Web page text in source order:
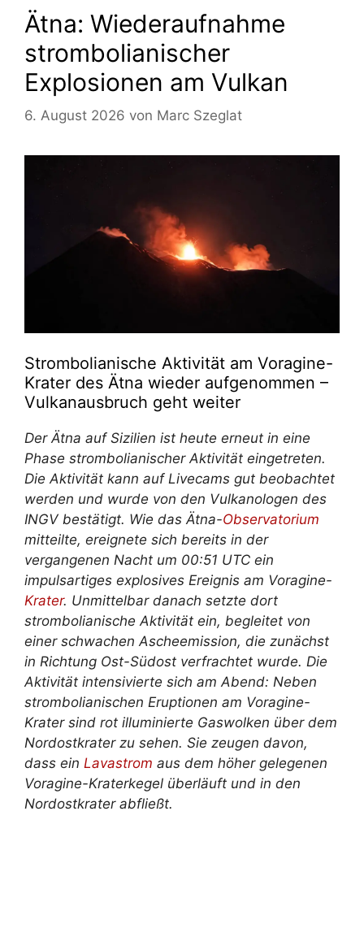
Ätna: Wiederaufnahme
strombolianischer
Explosionen am Vulkan
6. August 2026 von Marc Szeglat
Strombolianische Aktivität am Voragine-
Krater des Ätna wieder aufgenommen –
Vulkanausbruch geht weiter
Der Ätna auf Sizilien ist heute erneut in eine
Phase strombolianischer Aktivität eingetreten.
Die Aktivität kann auf Livecams gut beobachtet
werden und wurde von den Vulkanologen des
INGV bestätigt. Wie das Ätna-Observatorium
mitteilte, ereignete sich bereits in der
vergangenen Nacht um 00:51 UTC ein
impulsartiges explosives Ereignis am Voragine-
Krater. Unmittelbar danach setzte dort
strombolianische Aktivität ein, begleitet von
einer schwachen Ascheemission, die zunächst
in Richtung Ost-Südost verfrachtet wurde. Die
Aktivität intensivierte sich am Abend: Neben
strombolianischen Eruptionen am Voragine-
Krater sind rot illuminierte Gaswolken über dem
Nordostkrater zu sehen. Sie zeugen davon,
dass ein Lavastrom aus dem höher gelegenen
Voragine-Kraterkegel überläuft und in den
Nordostkrater abfließt.